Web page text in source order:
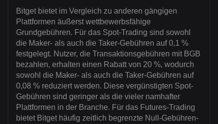
Bitget bietet im Vergleich zu anderen gängigen
Plattformen äußerst wettbewerbsfähige
Grundgebühren. Für das Spot-Trading sind sowohl
die Maker- als auch die Taker-Gebühren auf 0,1 %
festgelegt. Nutzer, die Transaktionsgebühren mit BGB
bezahlen, erhalten einen Rabatt von 20 %, wodurch
sowohl die Maker- als auch die Taker-Gebühren auf
0,08 % reduziert werden. Diese vergünstigten Spot-
Gebühren sind geringer als die vieler namhafter
Plattformen in der Branche. Für das Futures-Trading
bietet Bitget häufig zeitlich begrenzte Null-Gebühren-